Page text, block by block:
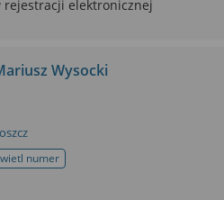
elektronicznej
Wysocki
numer
telefonu do rejestracji